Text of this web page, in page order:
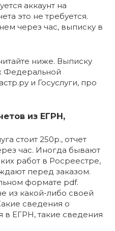
аккаунт на
это не требуется.
через час, выписку в
ниже. Выписку
Федеральной
и Госуслуги, про
из ЕГРН,
стоит 250р., отчет
час. Иногда бывают
работ в Росреестре,
перед заказом.
формате pdf.
из какой-либо своей
сведения о
в ЕГРН, такие сведения